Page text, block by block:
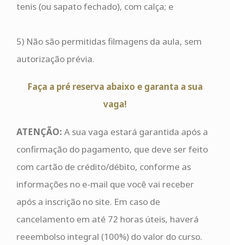
tenis (ou sapato fechado), com calça; e
5) Não são permitidas filmagens da aula, sem
autorização prévia.
Faça a pré reserva abaixo e garanta a sua
vaga!
ATENÇÃO: A sua vaga estará garantida após a
confirmação do pagamento, que deve ser feito
com cartão de crédito/débito, conforme as
informações no e-mail que você vai receber
após a inscrição no site. Em caso de
cancelamento em até 72 horas úteis, haverá
reeembolso integral (100%) do valor do curso.